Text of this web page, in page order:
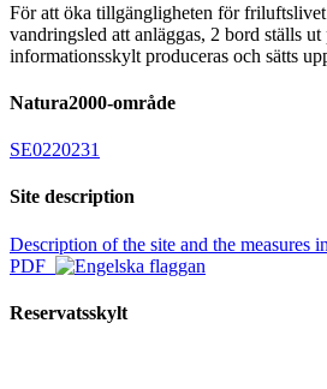
För att öka tillgängligheten för
vandringsled att anläggas, 2 bord ställs ut
informationsskylt produceras och sätts
Natura2000-område
SE0220231
Site description
Description of the site and the measures
PDF
Reservatsskylt